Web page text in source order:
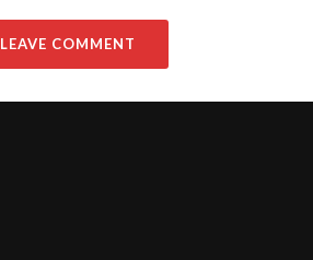
LEAVE COMMENT